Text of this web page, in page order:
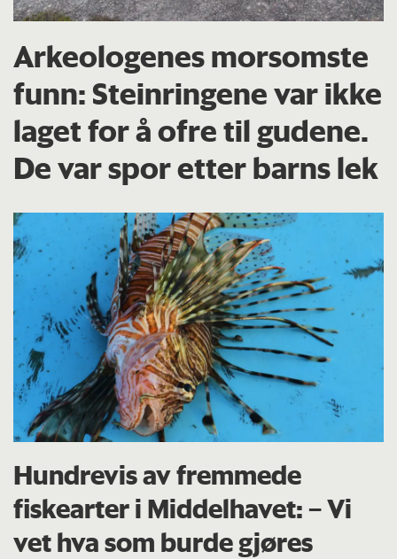
Arkeologenes morsomste
funn: Steinringene var ikke
laget for å ofre til gudene.
De var spor etter barns lek
Hundrevis av fremmede
fiskearter i Middelhavet: – Vi
vet hva som burde gjøres